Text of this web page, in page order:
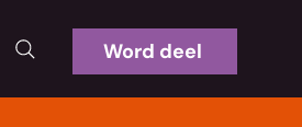
Word deel